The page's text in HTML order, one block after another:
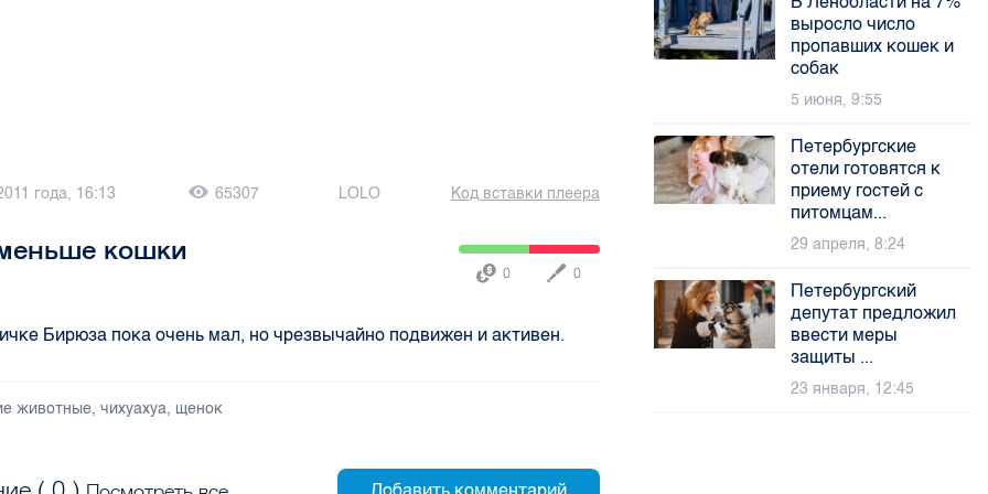
года, 16:13 65307 LOLO Код вставки плеера
кошки
0 0
Бирюза пока очень мал, но чрезвычайно подвижен и активен.
животные,чихуахуа, щенок
выросло число
пропавших кошек и
собак
5 июня, 9:55
Петербургские
отели готовятся к
приему гостей с
питомцам...
29 апреля, 8:24
Петербургский
депутат предложил
ввести меры
защиты ...
23 января, 12:45